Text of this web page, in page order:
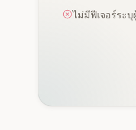
ไม่มีฟีเจอร์ระบุ